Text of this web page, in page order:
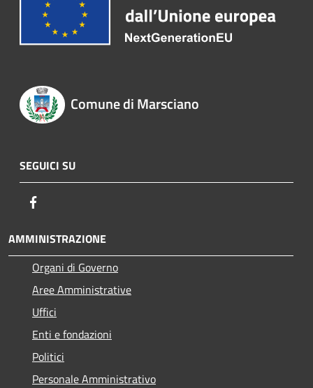
Comune di Marsciano
SEGUICI SU
AMMINISTRAZIONE
Organi di Governo
Aree Amministrative
Uffici
Enti e fondazioni
Politici
Personale Amministrativo